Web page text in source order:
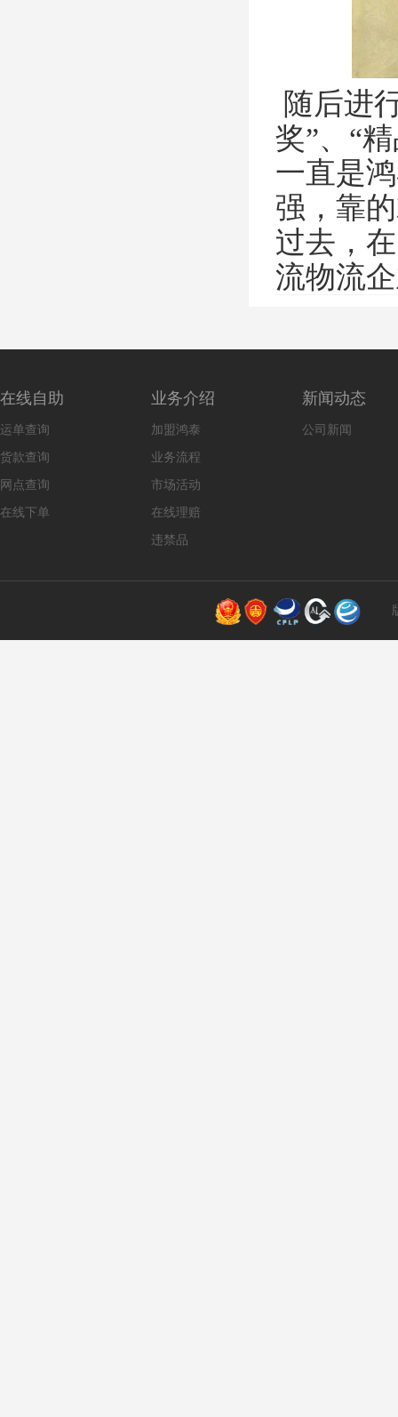
随后进
奖”、“
一直是
强，靠
过去，
流物流
在线自助
运单查询
货款查询
网点查询
在线下单
业务介绍
加盟鸿泰
业务流程
市场活动
在线理赔
违禁品
新闻动态
公司新闻